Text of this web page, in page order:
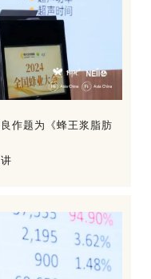
作题为《蜂王浆脂肪